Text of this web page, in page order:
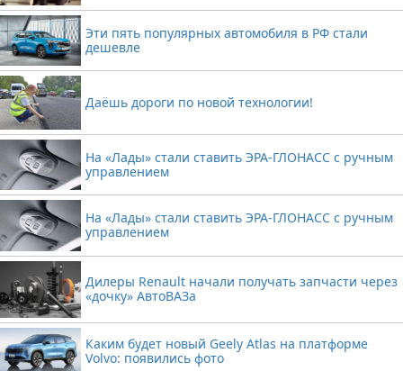
Эти пять популярных автомобиля в РФ стали
дешевле
Даёшь дороги по новой технологии!
На «Лады» стали ставить ЭРА-ГЛОНАСС с ручным
управлением
На «Лады» стали ставить ЭРА-ГЛОНАСС с ручным
управлением
Дилеры Renault начали получать запчасти через
«дочку» АвтоВАЗа
Каким будет новый Geely Atlas на платформе
Volvo: появились фото